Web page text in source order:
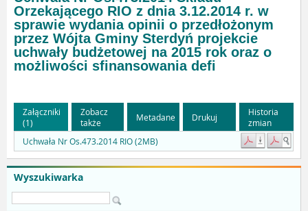
Wyszukiwarka
Orzekającego RIO z dnia 3.12.2014 r. w
sprawie wydania opinii o przedłożonym
przez Wójta Gminy Sterdyń projekcie
uchwały budżetowej na 2015 rok oraz o
możliwości sfinansowania defi
Załączniki
(1)
Zobacz
także
Metadane Drukuj
Historia
zmian
Uchwała Nr Os.473.2014 RIO (2MB)